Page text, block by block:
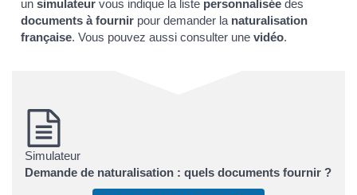
unsimulateur vous indique la liste personnalisée des
documents à fournir pour demander la naturalisation
française. Vous pouvez aussi consulter unevidéo.
Simulateur
Demande de naturalisation : quels documents fournir ?